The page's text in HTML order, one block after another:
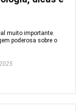
muito importante.
poderosa sobre o